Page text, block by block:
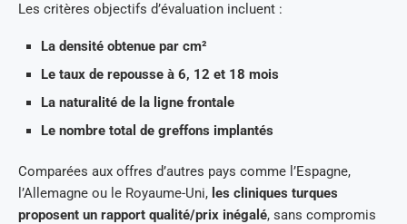
Les critères objectifs d’évaluation incluent :
La densité obtenue par cm²
Le taux de repousse à 6, 12 et 18 mois
La naturalité de la ligne frontale
Le nombre total de greffons implantés
Comparées aux offres d’autres pays comme l’Espagne,
l’Allemagne ou le Royaume-Uni, les cliniques turques
proposent un rapport qualité/prix inégalé, sans compromis